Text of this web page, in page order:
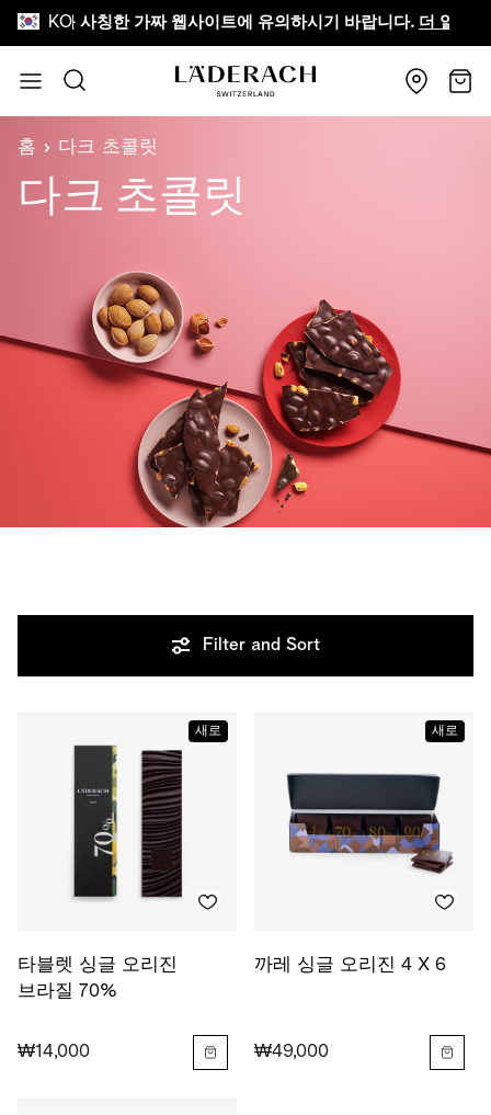
KO
를 사칭한 가짜 웹사이트에 유의하시기 바랍니다.더 알아보
검색
장바
홈 다크 초콜릿
다크 초콜릿
Filter and Sort
새로
타블렛 싱글 오리진
브라질 70%
₩14,000
새로
까레 싱글 오리진 4 X 6
₩49,000